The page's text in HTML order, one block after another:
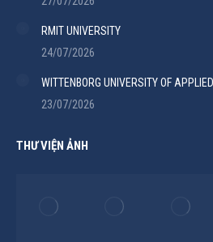
RMIT UNIVERSITY
24/07/2026
WITTENBORG UNIVERSITY OF
23/07/2026
THƯ VIỆN ẢNH